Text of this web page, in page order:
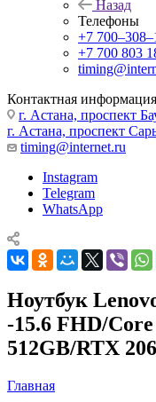
Назад
Телефоны
+7
+7 700 803
Контактная информация
г. Астана, проспект
г. Астана, проспект
timing@internet.ru
Instagram
Telegram
WhatsApp
Ноутбук
-15.6 FHD/
512GB/RTX
Главная